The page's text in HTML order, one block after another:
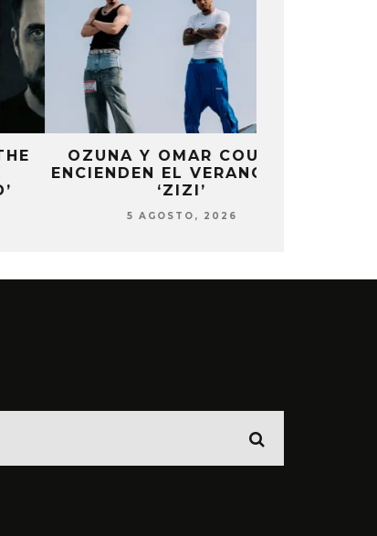
OZUNA Y OMAR COURTZ
EL VERANO CON
5 AGOSTO, 2026